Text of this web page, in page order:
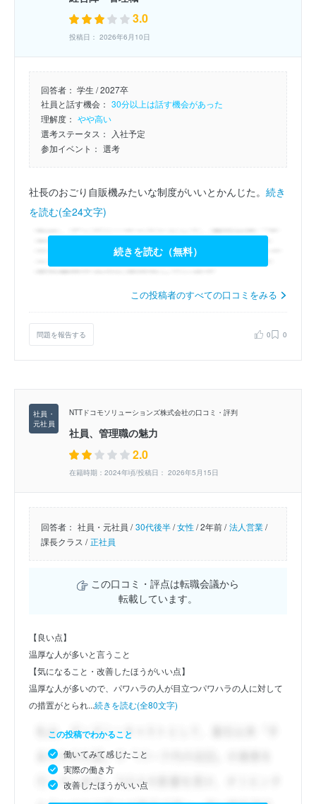
3.0
投稿日： 2026年6月10日
回答者： 学生 / 2027卒
社員と話す機会： 30分以上は話す機会があった
理解度： やや高い
選考ステータス：
入社予定
参加イベント： 選考
社長のおごり自販機みたいな制度がいいとかんじた。 続き
を読む(全24文字)
続きを読む（無料）
この投稿者のすべての口コミをみる
問題を報告する 0 0
NTTドコモソリューションズ株式会社の口コミ・評判
社員、管理職の魅力
2.0
在籍時期：2024年頃/投稿日： 2026年5月15日
回答者： 社員・元社員 / 30代後半/女性/2年前 / 法人営業/
課長クラス / 正社員
この口コミ・評点は転職会議から
転載しています。
【良い点】
温厚な人が多いと言うこと
【気になること・改善したほうがいい点】
温厚な人が多いので、パワハラの人が目立つパワハラの人に対して
の措置がとられ...続きを読む(全80文字)
この投稿でわかること
働いてみて感じたこと
実際の働き方
改善したほうがいい点